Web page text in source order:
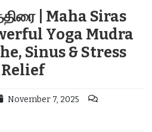
| Maha Siras
Yoga Mudra
Sinus & Stress
Relief
November 7, 2025